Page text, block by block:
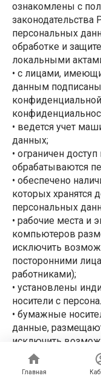
Главная
ознакомлены с
персональных
обработке и
локальными
• с лицами,
данным
• ведется учет
данных;
• ограничен
обрабатываются
• обеспечено
которых хранятся
персональных
• рабочие места и
компьютеров
исключить
посторонними
работниками);
• установлены
носители с
• бумажные
данные,
исключить
посторонними
работниками);